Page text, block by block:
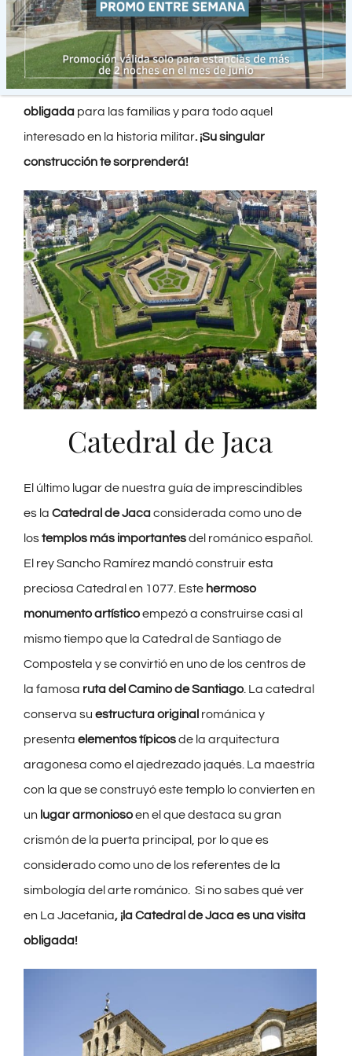
foso. Una característica de esta Ciudadela
bastante curiosa es que hayciervos en su exterior
que se encuentran en libertad, lo que permite visitar
a la manada que vive en el foso. Es unavisita
obligada para las familias y para todo aquel
interesado en la historia militar. ¡Su singular
construcción te sorprenderá!
Catedral de Jaca
El último lugar de nuestra guía de imprescindibles
es la Catedral de Jacaconsiderada como uno de
lostemplos más importantesdel románico español.
El rey Sancho Ramírez mandó construir esta
preciosa Catedral en 1077. Este hermoso
monumento artísticoempezó a construirse casi al
mismo tiempo que la Catedral de Santiago de
Compostela y se convirtió en uno de los centros de
la famosa ruta del Camino de Santiago. La catedral
conserva su estructura original románica y
presenta elementos típicosde la arquitectura
aragonesa como el ajedrezado jaqués. La maestría
con la que se construyó este templo lo convierten en
un lugar armoniosoen el que destaca su gran
crismón de la puerta principal, por lo que es
considerado como uno de los referentes de la
simbología del arte románico. Si no sabes qué ver
en La Jacetania, ¡la Catedral de Jaca es una visita
obligada!